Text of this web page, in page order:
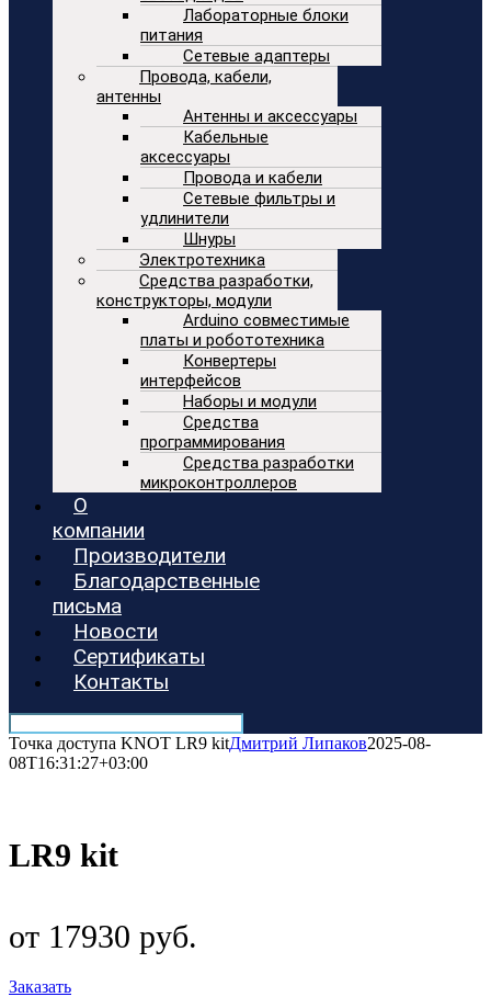
Лабораторные блоки
питания
Сетевые адаптеры
Провода, кабели,
антенны
Антенны и аксессуары
Кабельные
аксессуары
Провода и кабели
Сетевые фильтры и
удлинители
Шнуры
Электротехника
Средства разработки,
конструкторы, модули
Arduino совместимые
платы и робототехника
Конвертеры
интерфейсов
Наборы и модули
Средства
программирования
Средства разработки
микроконтроллеров
О
компании
Производители
Благодарственные
письма
Новости
Сертификаты
Контакты
Точка доступа KNOT LR9 kitДмитрий Липаков2025-08-
08T16:31:27+03:00
LR9 kit
от 17930 руб.
Заказать